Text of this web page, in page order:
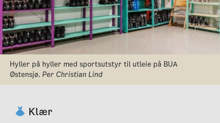
Hyller på hyller med sportsutstyr til utleie på BUA
Østensjø. Per Christian Lind
Klær